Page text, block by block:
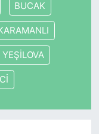
BUCAK
YEŞİLOVA